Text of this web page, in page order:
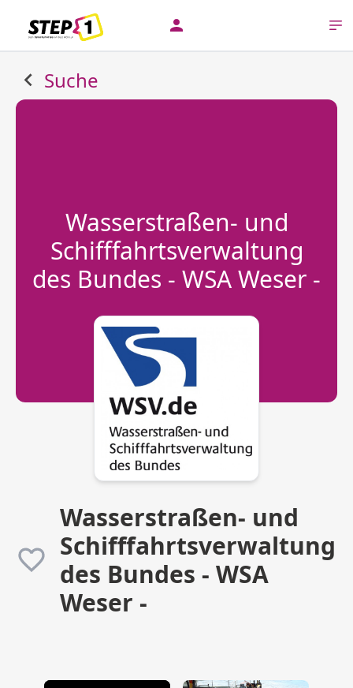
Suche
Wasserstraßen- und
Schifffahrtsverwaltung
des Bundes - WSA Weser -
Wasserstraßen- und
Schifffahrtsverwaltung
des Bundes - WSA
Weser -